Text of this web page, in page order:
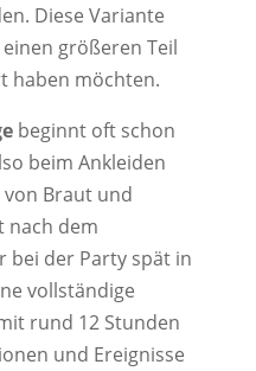
Diese Variante
größeren Teil
haben möchten.
beginnt oft schon
beim Ankleiden
Braut und
nach dem
bei der Party spät in
vollständige
rund 12 Stunden
und Ereignisse